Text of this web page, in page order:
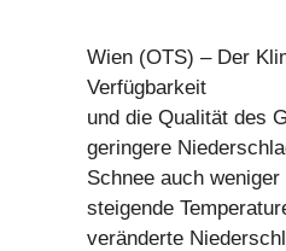
Wien (OTS) – Der
Verfügbarkeit
und die Qualität des
geringere
Schnee auch
steigende
veränderte